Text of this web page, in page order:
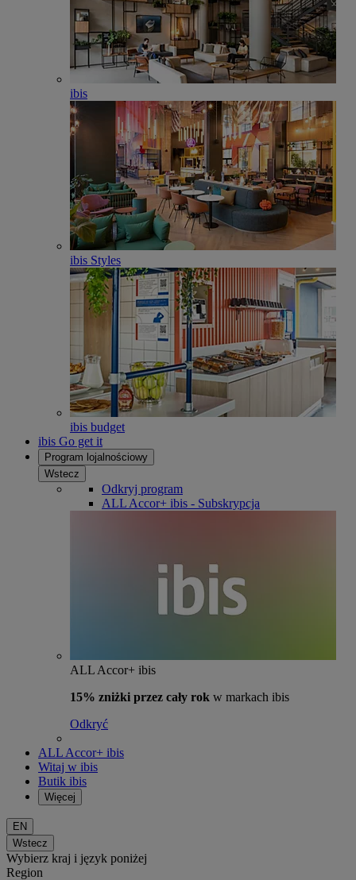
ibis
ibis Styles
ibis budget
ibis Go get it
Program lojalnościowy
Wstecz
Odkryj program
ALL Accor+ ibis - Subskrypcja
ALL Accor+ ibis
15% zniżki przez cały rok w markach ibis
Odkryć
ALL Accor+ ibis
Witaj w ibis
Butik ibis
Więcej
EN
Wstecz
Wybierz kraj i język poniżej
Region